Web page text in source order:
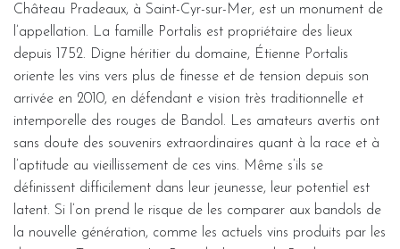
Château Pradeaux, à Saint-Cyr-sur-Mer, est un monument de
l’appellation. La famille Portalis est propriétaire des lieux
depuis 1752. Digne héritier du domaine, Étienne Portalis
oriente les vins vers plus de finesse et de tension depuis son
arrivée en 2010, en défendant e vision très traditionnelle et
intemporelle des rouges de Bandol. Les amateurs avertis ont
sans doute des souvenirs extraordinaires quant à la race et à
l’aptitude au vieillissement de ces vins. Même s’ils se
définissent difficilement dans leur jeunesse, leur potentiel est
latent. Si l’on prend le risque de les comparer aux bandols de
la nouvelle génération, comme les actuels vins produits par les